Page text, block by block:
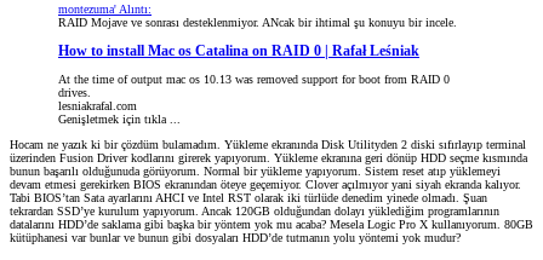
montezuma' Alıntı:
RAID Mojave ve sonrası desteklenmiyor. ANcak bir ihtimal şu konuyu bir incele.
How to install Mac os Catalina on RAID 0 | Rafał Leśniak
At the time of output mac os 10.13 was removed support for boot from RAID 0
drives.
lesniakrafal.com
Genişletmek için tıkla ...
Hocam ne yazık ki bir çözdüm bulamadım. Yükleme ekranında Disk Utilityden 2 diski sıfırlayıp terminal
üzerinden Fusion Driver kodlarını girerek yapıyorum. Yükleme ekranına geri dönüp HDD seçme kısmında
bunun başarılı olduğunuda görüyorum. Normal bir yükleme yapıyorum. Sistem reset atıp yüklemeyi
devam etmesi gerekirken BIOS ekranından öteye geçemiyor. Clover açılmıyor yani siyah ekranda kalıyor.
Tabi BIOS’tan Sata ayarlarını AHCI ve Intel RST olarak iki türlüde denedim yinede olmadı. Şuan
tekrardan SSD’ye kurulum yapıyorum. Ancak 120GB olduğundan dolayı yüklediğim programlarının
datalarını HDD’de saklama gibi başka bir yöntem yok mu acaba? Mesela Logic Pro X kullanıyorum. 80GB
kütüphanesi var bunlar ve bunun gibi dosyaları HDD’de tutmanın yolu yöntemi yok mudur?